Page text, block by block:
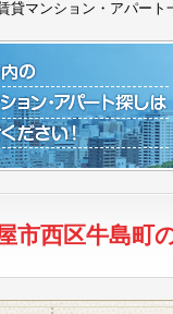
貸マンション・アパート
市西区牛島町